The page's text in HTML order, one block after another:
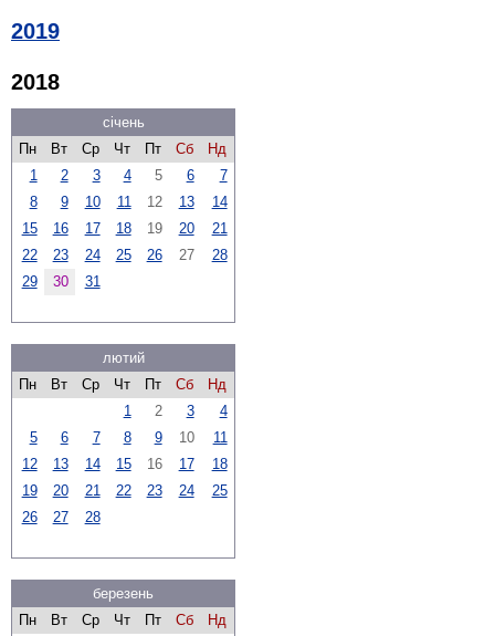
2019
2018
січень
Пн
Вт Ср Чт Пт Сб
Нд
1
2 3 4 5 6
7
8
9 10 11 12 13
14
15
16 17 18 19 20
21
22
23 24 25 26 27
28
29
30 31
лютий
Пн
Вт Ср Чт Пт Сб
Нд
1
2 3
4
5
6 7 8 9 10
11
12
13 14 15 16 17
18
19
20 21 22 23 24
25
26
27 28
березень
Пн
Вт Ср Чт Пт Сб
Нд